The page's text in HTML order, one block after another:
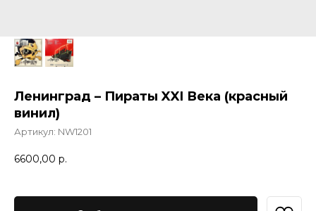
Ленинград – Пираты XXI Века (красный
винил)
Артикул: NW1201
6600,00 р.